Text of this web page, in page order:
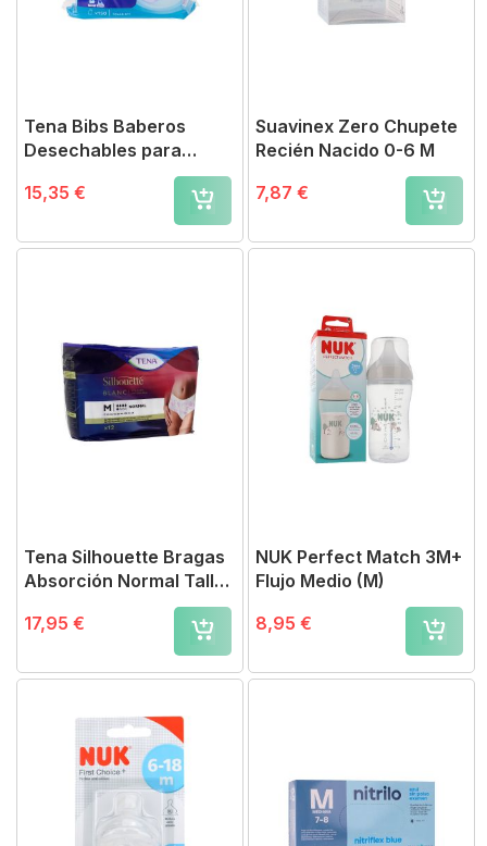
Tena Bibs Baberos
Desechables para
15,35 €
Suavinex Zero Chupete
Recién Nacido 0-6 M
7,87 €
Tena Silhouette Bragas
Absorción Normal Talla
17,95 €
NUK Perfect Match 3M+
Flujo Medio (M)
8,95 €